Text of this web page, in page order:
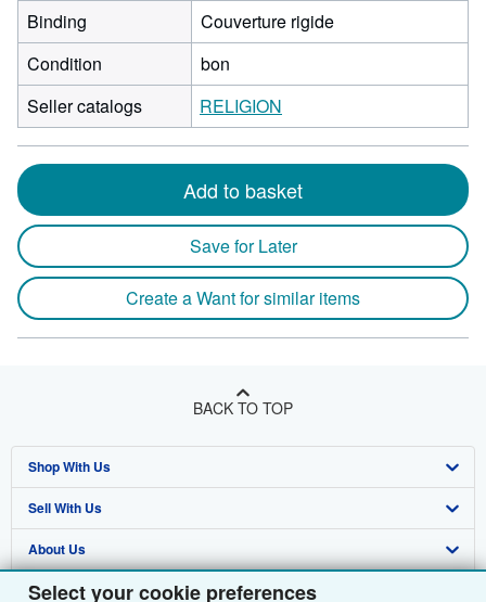
Select your cookie preferences
Binding
Couverture rigide
Condition
bon
Seller catalogs
RELIGION
Add to basket
Save for Later
Create a Want for similar items
BACK TO TOP
Shop With Us
Advanced Search
Browse Collections
My Account
Sell With Us
Start Selling
Join Our Affiliate Programme
About Us
About AbeBooks
Find Help